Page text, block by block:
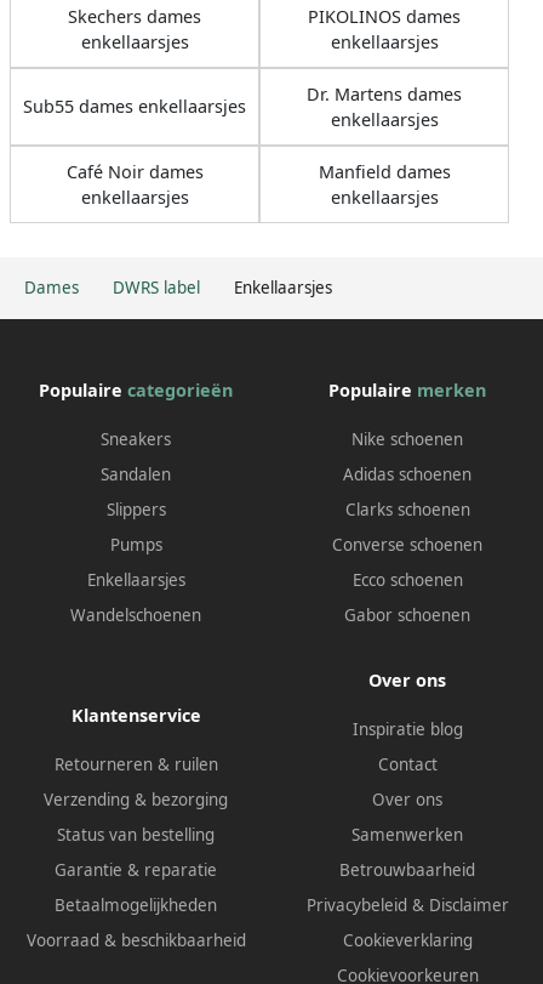
Dames DWRS label Enkellaarsjes
Skechers dames
enkellaarsjes
PIKOLINOS dames
enkellaarsjes
Sub55 dames enkellaarsjes
Dr. Martens dames
enkellaarsjes
Café Noir dames
enkellaarsjes
Manfield dames
enkellaarsjes
Populaire categorieën
Sneakers
Sandalen
Slippers
Pumps
Enkellaarsjes
Wandelschoenen
Populaire merken
Nike schoenen
Adidas schoenen
Clarks schoenen
Converse schoenen
Ecco schoenen
Gabor schoenen
Klantenservice
Retourneren & ruilen
Verzending & bezorging
Status van bestelling
Garantie & reparatie
Betaalmogelijkheden
Voorraad & beschikbaarheid
Over ons
Inspiratie blog
Contact
Over ons
Samenwerken
Betrouwbaarheid
Privacybeleid & Disclaimer
Cookieverklaring
Cookievoorkeuren